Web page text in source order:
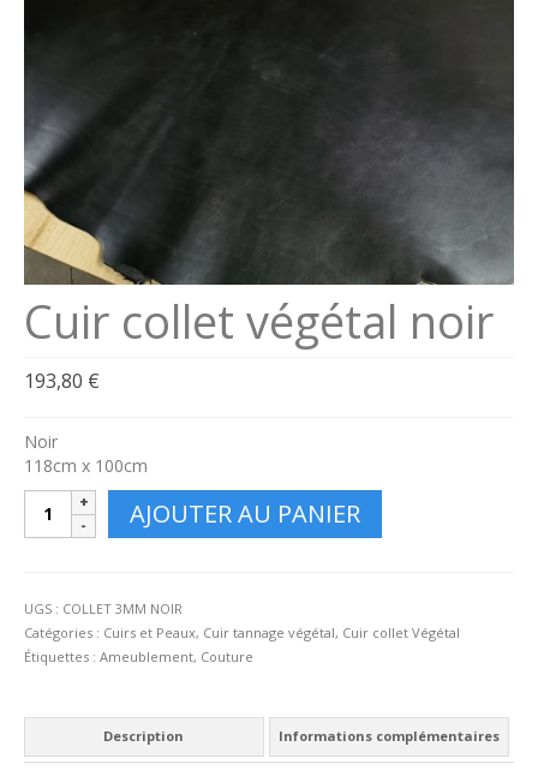
Cuir collet végétal noir
193,80 €
Noir
118cm x 100cm
quantité
noir
AJOUTER AU PANIER
UGS : COLLET 3MM NOIR
Catégories : Cuirs et Peaux, Cuir tannage végétal, Cuir collet Végétal
Étiquettes : Ameublement, Couture
Description Informations complémentaires